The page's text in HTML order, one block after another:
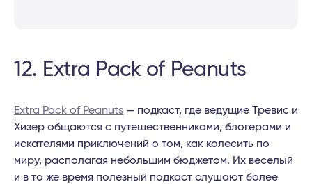
12. Extra Pack of Peanuts
Extra Pack of Peanuts — подкаст, где ведущие Тревис и
Хизер общаются с путешественниками, блогерами и
искателями приключений о том, как колесить по
миру, располагая небольшим бюджетом. Их веселый
и в то же время полезный подкаст слушают более